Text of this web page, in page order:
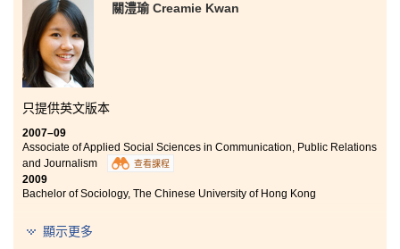
還記得一位講師的肺腑之言『你們能坐在這間班房已經是一件幸
福的事，不少人連這個機會也沒有，入讀高級文憑課程並不是壞
事，相反，是一個機會。』這段話令我反思自己的學習態度，昔
日沉迷玩樂、對前程毫無打算，但今天卻明白機會是自己爭取，
成功是用自己的付出和努力換取而來的。」
關澧瑜 Creamie Kwan
只提供英文版本
2007–09
Associate of Applied Social Sciences in Communication, Public Relations
and Journalism
查看課程
2009
Bachelor of Sociology, The Chinese University of Hong Kong
“Throughout the previous semesters, I have no doubt learnt a
顯示更多